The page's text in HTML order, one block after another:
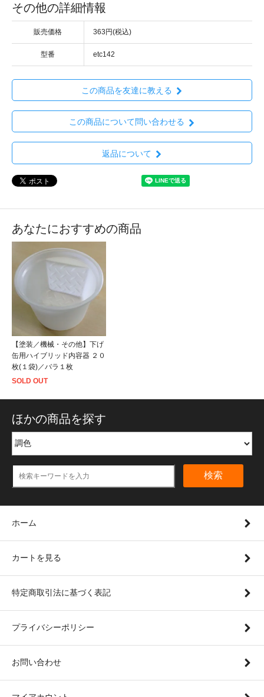
その他の詳細情報
販売価格 363円(税込)
型番 etc142
この商品を友達に教える
この商品について問い合わせる
返品について
あなたにおすすめの商品
【塗装／機械・その他】下げ
缶用ハイブリッド内容器 ２０
枚(１袋)／バラ１枚
SOLD OUT
ほかの商品を探す
検索
ホーム
カートを見る
特定商取引法に基づく表記
プライバシーポリシー
お問い合わせ